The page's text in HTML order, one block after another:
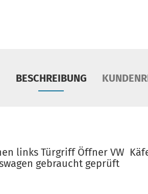
BESCHREIBUNG
links Türgriff Öffner VW
gebraucht geprüft